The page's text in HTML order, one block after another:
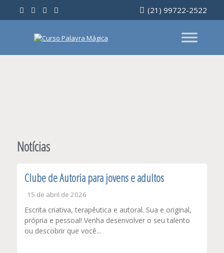
o
(21) 99722-2522
Notícias
Clube de Autoria para jovens e adultos
15 de abril de 2026
Escrita criativa, terapêutica e autoral. Sua e original,
própria e pessoal! Venha desenvolver o seu talento
ou descobrir que você...